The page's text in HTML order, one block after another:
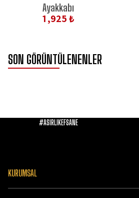
Ayakkabı
1,925 ₺
SON GÖRÜNTÜLENENLER
#ASIRLIKEFSANE
KURUMSAL